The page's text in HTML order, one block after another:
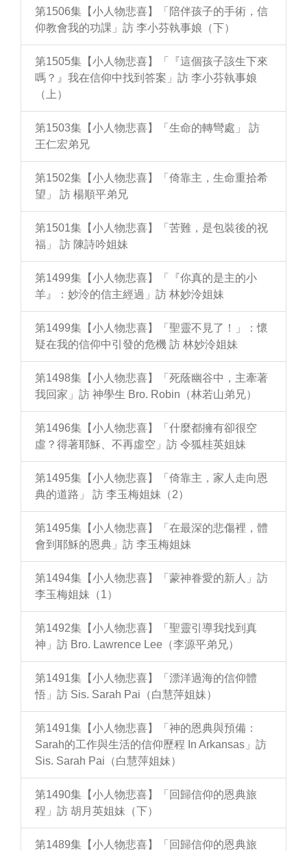
第1506集【小人物悲喜】「陪伴孩子的手術，信
仰教會我的功課」訪 李小芬執事娘（下）
第1505集【小人物悲喜】「『這個孩子該生下來
嗎？』我在信仰中找到答案」訪 李小芬執事娘
（上）
第1503集【小人物悲喜】「生命的轉彎處」 訪
王仁宏弟兄
第1502集【小人物悲喜】「倚靠主，生命重拾希
望」 訪 楊順平弟兄
第1501集【小人物悲喜】「苦難，是包裝後的祝
福」 訪 陳詩吟姐妹
第1499集【小人物悲喜】「『你真的是主的小
羊』：妙泠的信主經過」訪 林妙泠姐妹
第1499集【小人物悲喜】「聖靈不見了！」：懷
疑在我的信仰中引發的危機 訪 林妙泠姐妹
第1498集【小人物悲喜】「死蔭幽谷中，主牽著
我回家」訪 神學生 Bro. Robin（林若山弟兄）
第1496集【小人物悲喜】「什麼都擁有卻很空
虛？得著耶穌、不再虛空」訪 令狐桂英姐妹
第1495集【小人物悲喜】「倚靠主，家人走向恩
典的道路」 訪 李玉梅姐妹（2）
第1495集【小人物悲喜】「在最深的悲傷裡，體
會到耶穌的恩典」訪 李玉梅姐妹
第1494集【小人物悲喜】「蒙神眷愛的新人」訪
李玉梅姐妹（1）
第1492集【小人物悲喜】「聖靈引導我找到真
神」訪 Bro. Lawrence Lee（李源平弟兄）
第1491集【小人物悲喜】「漂洋過海的信仰體
悟」訪 Sis. Sarah Pai（白慧萍姐妹）
第1491集【小人物悲喜】「神的恩典與預備：
Sarah的工作與生活的信仰歷程 In Arkansas」訪
Sis. Sarah Pai（白慧萍姐妹）
第1490集【小人物悲喜】「回歸信仰的恩典旅
程」訪 胡月英姐妹（下）
第1489集【小人物悲喜】「回歸信仰的恩典旅